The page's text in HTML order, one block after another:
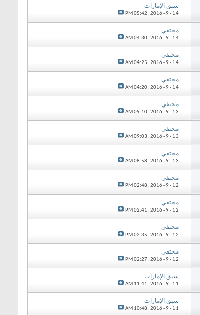
سبق الإمارات
14 - 9 - 2016,
05:42 PM
مختفي
14 - 9 - 2016,
04:30 AM
مختفي
14 - 9 - 2016,
04:25 AM
مختفي
14 - 9 - 2016,
04:20 AM
مختفي
13 - 9 - 2016,
09:10 AM
مختفي
13 - 9 - 2016,
09:03 AM
مختفي
13 - 9 - 2016,
08:58 AM
مختفي
12 - 9 - 2016,
02:48 PM
مختفي
12 - 9 - 2016,
02:41 PM
مختفي
12 - 9 - 2016,
02:35 PM
مختفي
12 - 9 - 2016,
02:27 PM
سبق الإمارات
11 - 9 - 2016,
11:41 AM
سبق الإمارات
11 - 9 - 2016,
10:48 AM